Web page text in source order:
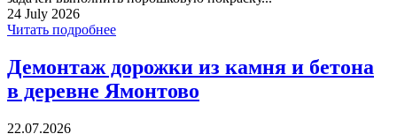
24 July 2026
Читать подробнее
Демонтаж дорожки из камня и бетона
в деревне Ямонтово
22.07.2026